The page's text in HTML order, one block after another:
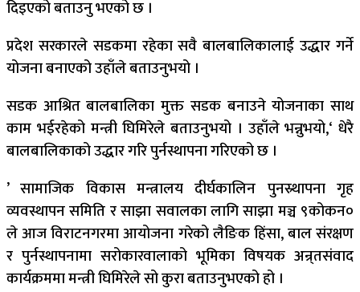
दिइएको बताउनु भएको छ ।
प्रदेश सरकारले सडकमा रहेका सवै बालबालिकालाई उद्धार गर्ने
योजना बनाएको उहाँले बताउनुभयो ।
सडक आश्रित बालबालिका मुक्त सडक बनाउने योजनाका साथ
काम भईरहेको मन्त्री घिमिरेले बताउनुभयो । उहाँले भन्नुभयो,‘ धेरै
बालबालिकाको उद्धार गरि पुर्नस्थापना गरिएको छ ।
’ सामाजिक विकास मन्त्रालय दीर्घकालिन पुनस्र्थापना गृह
व्यवस्थापन समिति र साझा सवालका लागि साझा मञ्च ९कोकन०
ले आज विराटनगरमा आयोजना गरेको लैङिक हिंसा, बाल संरक्षण
र पुर्नस्थापनामा सरोकारवालाको भूमिका विषयक अन्र्तसंवाद
कार्यक्रममा मन्त्री घिमिरेले सो कुरा बताउनुभएको हो ।